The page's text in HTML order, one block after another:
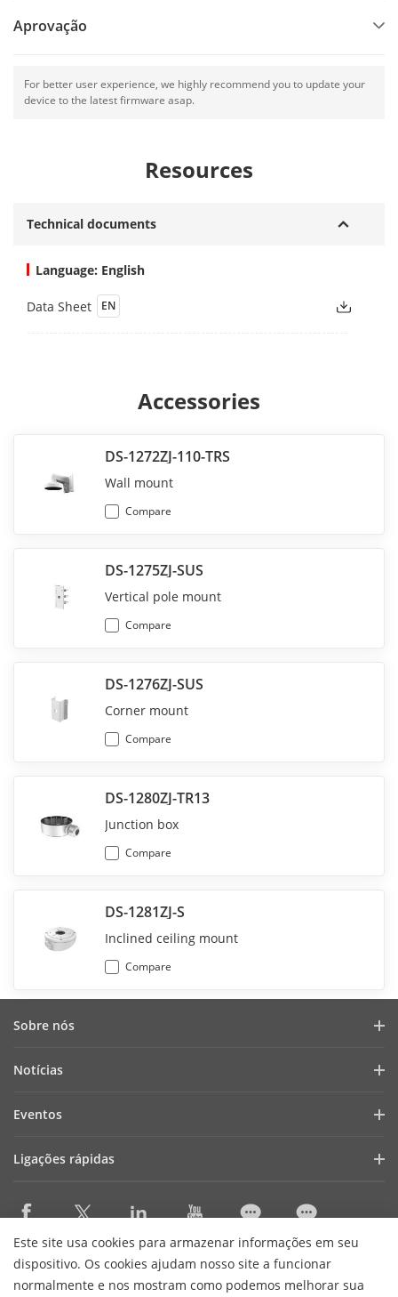
Aprovação
For better user experience, we highly recommend you to update your
device to the latest firmware asap.
Resources
Technical documents
Language: English
Data Sheet EN
Accessories
DS-1272ZJ-110-TRS
Wall mount
Compare
DS-1275ZJ-SUS
Vertical pole mount
Compare
DS-1276ZJ-SUS
Corner mount
Compare
DS-1280ZJ-TR13
Junction box
Compare
DS-1281ZJ-S
Inclined ceiling mount
Compare
Este site usa cookies para armazenar informações em seu
dispositivo. Os cookies ajudam nosso site a funcionar
normalmente e nos mostram como podemos melhorar sua
Sobre nós
Cibersegurança
Contacte-nos
Careers
Notícias
Histórias de sucesso
Eventos
Ligações rápidas
Onde comprar
Accessibility Statement
Contact Us